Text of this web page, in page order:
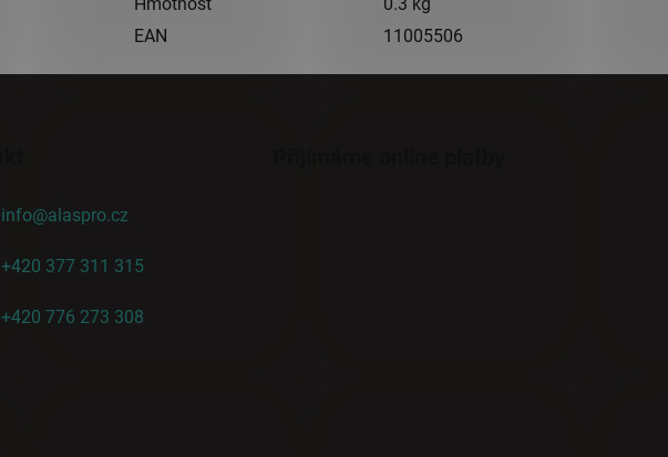
EAN
11005506
info@alaspro.cz
+420 377 311 315
+420 776 273 308